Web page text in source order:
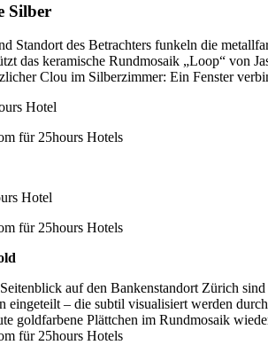
Silber
Standort des Betrachters funkeln die
das keramische Rundmosaik „Loop“ von
Clou im Silberzimmer: Ein Fenster
für 25hours Hotels
für 25hours Hotels
auf den Bankenstandort Zürich
eingeteilt – die subtil visualisiert werden
goldfarbene Plättchen im Rundmosaik
für 25hours Hotels